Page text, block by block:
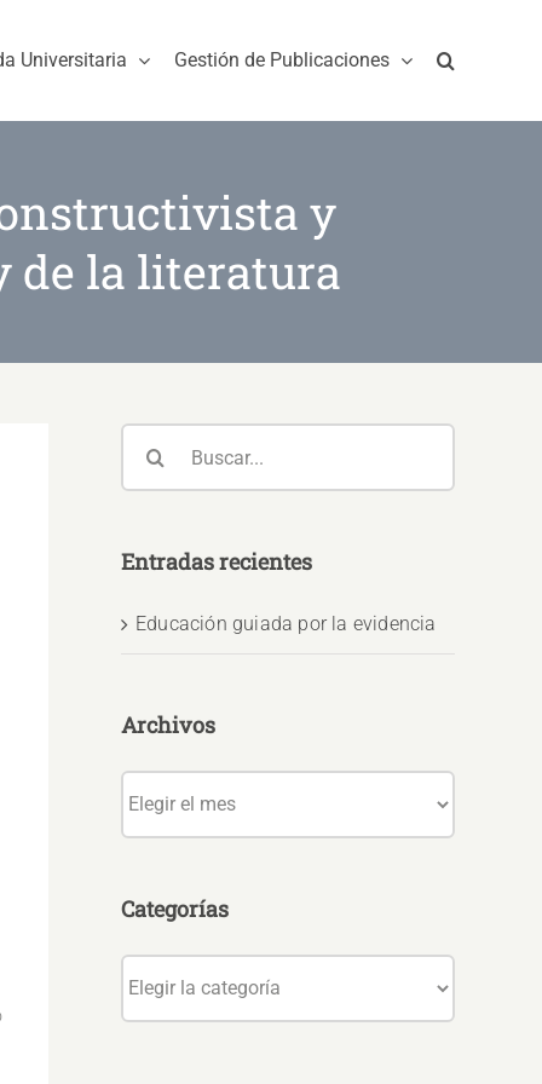
Universitaria Gestión de Publicaciones
y
de la literatura
Entradas recientes
Educación guiada por la evidencia
Archivos
Categorías